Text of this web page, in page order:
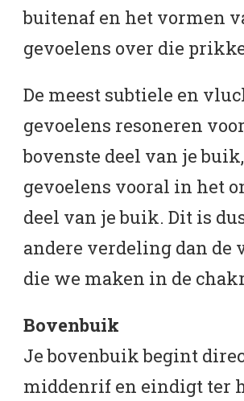
buitenaf en het vormen
gevoelens over die
De meest subtiele en
gevoelens resoneren
bovenste deel van je
gevoelens vooral in het
deel van je buik. Dit is
andere verdeling dan de
die we maken in de
Bovenbuik
Je bovenbuik begint
middenrif en eindigt ter